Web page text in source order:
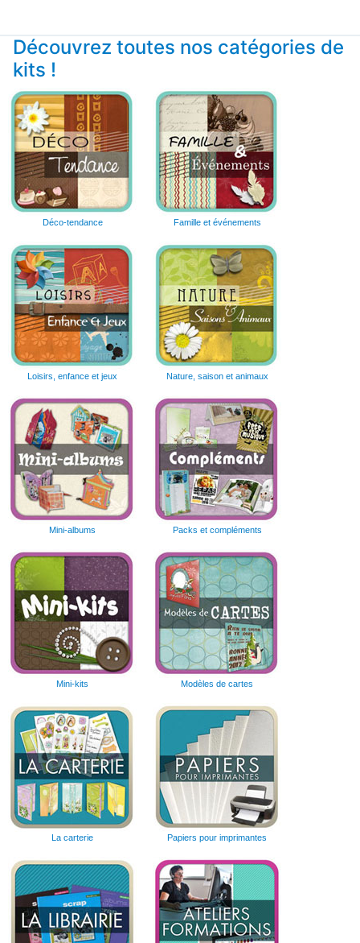
Découvrez toutes nos catégories de
kits !
Déco-tendance Famille et événements
Loisirs, enfance et jeux Nature, saison et animaux
Mini-albums Packs et compléments
Mini-kits Modèles de cartes
La carterie Papiers pour imprimantes